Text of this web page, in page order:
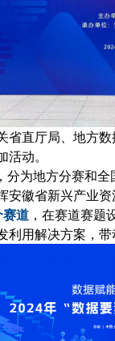
省直厅局、地方
动。
分为地方分赛和
安徽省新兴产业
道 ，在赛道赛
利用解决方案，